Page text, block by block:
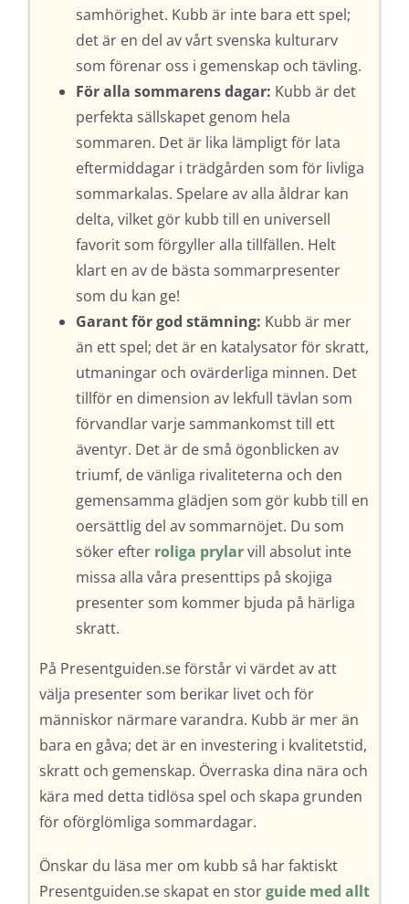
samhörighet. Kubb är inte bara ett spel;
det är en del av vårt svenska kulturarv
som förenar oss i gemenskap och tävling.
För alla sommarens dagar: Kubb är det
perfekta sällskapet genom hela
sommaren. Det är lika lämpligt för lata
eftermiddagar i trädgården som för livliga
sommarkalas. Spelare av alla åldrar kan
delta, vilket gör kubb till en universell
favorit som förgyller alla tillfällen. Helt
klart en av de bästa sommarpresenter
som du kan ge!
Garant för god stämning: Kubb är mer
än ett spel; det är en katalysator för skratt,
utmaningar och ovärderliga minnen. Det
tillför en dimension av lekfull tävlan som
förvandlar varje sammankomst till ett
äventyr. Det är de små ögonblicken av
triumf, de vänliga rivaliteterna och den
gemensamma glädjen som gör kubb till en
oersättlig del av sommarnöjet. Du som
söker efter roliga prylarvill absolut inte
missa alla våra presenttips på skojiga
presenter som kommer bjuda på härliga
skratt.
På Presentguiden.se förstår vi värdet av att
välja presenter som berikar livet och för
människor närmare varandra. Kubb är mer än
bara en gåva; det är en investering i kvalitetstid,
skratt och gemenskap. Överraska dina nära och
kära med detta tidlösa spel och skapa grunden
för oförglömliga sommardagar.
Önskar du läsa mer om kubb så har faktiskt
Presentguiden.se skapat en storguide med allt